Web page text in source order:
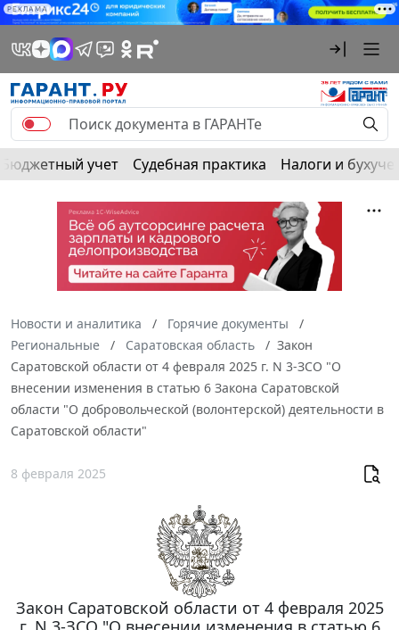
РЕКЛАМА
Бюджетный учет Судебная практика Налоги и
Новости и аналитика
Горячие документы
Региональные
Саратовская область
Закон
Саратовской области от 4 февраля 2025 г. N 3-ЗСО "О
внесении изменения в статью 6 Закона Саратовской
области "О добровольческой (волонтерской) деятельности в
Саратовской области"
8 февраля 2025
Закон Саратовской области от 4 февраля 2025